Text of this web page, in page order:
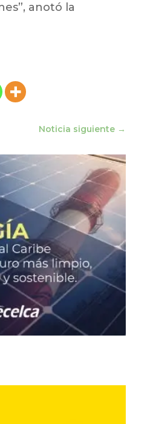
anotó la
Noticia siguiente →